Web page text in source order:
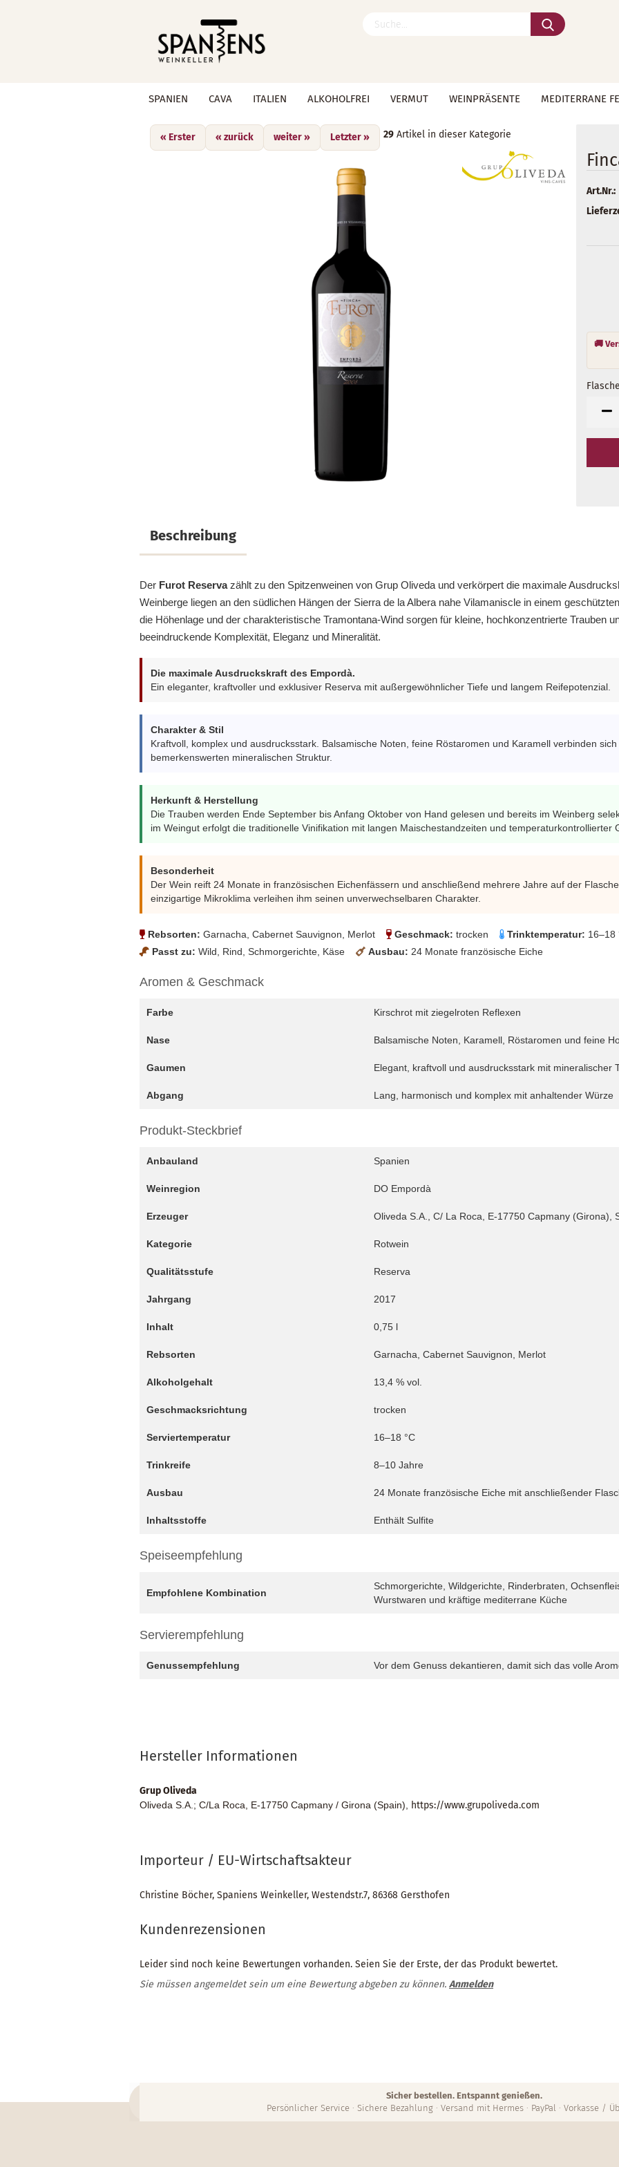
Suche...
SPANIEN CAVA ITALIEN ALKOHOLFREI VERMUT WEINPRÄSENTE MEDITERRANE
« Erster « zurück weiter » Letzter » 29 Artikel in dieser Kategorie
Art.Nr.:
Flaschen
Beschreibung
Der Furot Reservazählt zu den Spitzenweinen von Grup Oliveda und verkörpert die maximale
Weinberge liegen an den südlichen Hängen der Sierra de la Albera nahe Vilamaniscle in einem
die Höhenlage und der charakteristische Tramontana-Wind sorgen für kleine, hochkonzentrierte Trauben
beeindruckende Komplexität, Eleganz und Mineralität.
Die maximale Ausdruckskraft des Empordà.
Ein eleganter, kraftvoller und exklusiver Reserva mit außergewöhnlicher Tiefe und langem Reifepotenzial.
Charakter & Stil
Kraftvoll, komplex und ausdrucksstark. Balsamische Noten, feine Röstaromen und Karamell verbinden
bemerkenswerten mineralischen Struktur.
Herkunft & Herstellung
Die Trauben werden Ende September bis Anfang Oktober von Hand gelesen und bereits im Weinberg
im Weingut erfolgt die traditionelle Vinifikation mit langen Maischestandzeiten und temperaturkontrollierter
Besonderheit
Der Wein reift 24 Monate in französischen Eichenfässern und anschließend mehrere Jahre auf der
einzigartige Mikroklima verleihen ihm seinen unverwechselbaren Charakter.
Rebsorten: Garnacha, Cabernet Sauvignon, Merlot Geschmack: trocken Trinktemperatur: 16–18
Passt zu: Wild, Rind, Schmorgerichte, Käse Ausbau: 24 Monate französische Eiche
Aromen & Geschmack
Farbe Kirschrot mit ziegelroten Reflexen
Nase Balsamische Noten, Karamell, Röstaromen und feine
Gaumen Elegant, kraftvoll und ausdrucksstark mit mineralischer
Abgang Lang, harmonisch und komplex mit anhaltender Würze
Produkt-Steckbrief
Anbauland Spanien
Weinregion DO Empordà
Erzeuger Oliveda S.A., C/ La Roca, E-17750 Capmany (Girona),
Kategorie Rotwein
Qualitätsstufe Reserva
Jahrgang 2017
Inhalt 0,75 l
Rebsorten Garnacha, Cabernet Sauvignon, Merlot
Alkoholgehalt 13,4 % vol.
Geschmacksrichtung trocken
Serviertemperatur 16–18 °C
Trinkreife 8–10 Jahre
Ausbau 24 Monate französische Eiche mit anschließender
Inhaltsstoffe Enthält Sulfite
Speiseempfehlung
Empfohlene Kombination
Schmorgerichte, Wildgerichte, Rinderbraten,
Wurstwaren und kräftige mediterrane Küche
Servierempfehlung
Genussempfehlung Vor dem Genuss dekantieren, damit sich das volle
Hersteller Informationen
Grup Oliveda
Oliveda S.A.; C/La Roca, E-17750 Capmany / Girona (Spain), https://www.grupoliveda.com
Importeur / EU-Wirtschaftsakteur
Christine Böcher, Spaniens Weinkeller, Westendstr.7, 86368 Gersthofen
Kundenrezensionen
Leider sind noch keine Bewertungen vorhanden. Seien Sie der Erste, der das Produkt bewertet.
Sie müssen angemeldet sein um eine Bewertung abgeben zu können. Anmelden
Sicher bestellen. Entspannt genießen.
Persönlicher Service · Sichere Bezahlung · Versand mit Hermes · PayPal · Vorkasse /